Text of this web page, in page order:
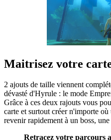
Maitrisez votre
2 ajouts de taille viennent
dévasté d'Hyrule : le mode
Grâce à ces deux rajouts vous
carte et surtout créer n'importe
revenir rapidement à un boss,
Retracez votre parcours